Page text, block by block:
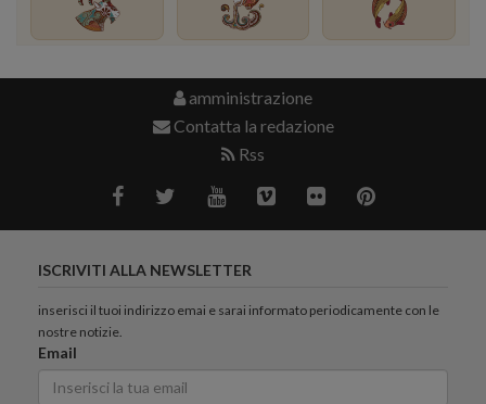
amministrazione
Contatta la redazione
Rss
ISCRIVITI ALLA NEWSLETTER
inserisci il tuoi indirizzo emai e sarai informato periodicamente con le
nostre notizie.
Email